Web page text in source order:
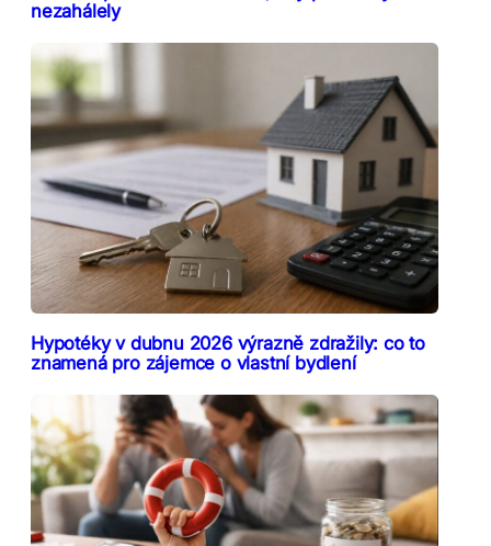
nezahálely
Hypotéky v dubnu 2026 výrazně zdražily: co to
znamená pro zájemce o vlastní bydlení